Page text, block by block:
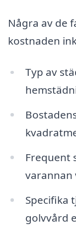
Några av de
kostnaden
Typ av
Frequent
varannan
Specifika
golvvård